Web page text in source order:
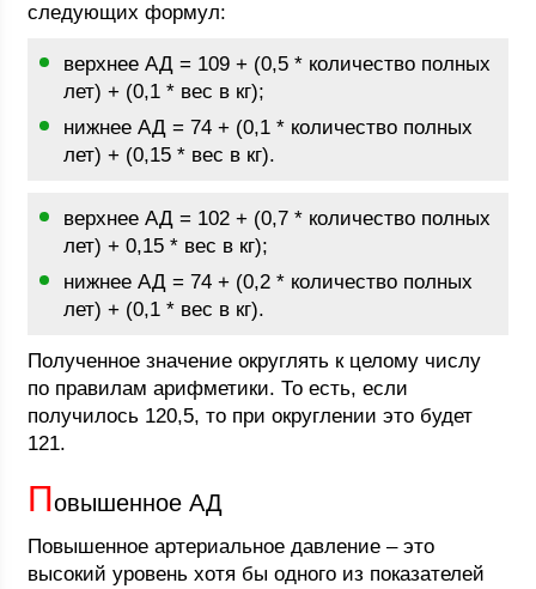
следующих формул:
верхнее АД = 109 + (0,5 * количество полных
лет) + (0,1 * вес в кг);
нижнее АД = 74 + (0,1 * количество полных
лет) + (0,15 * вес в кг).
верхнее АД = 102 + (0,7 * количество полных
лет) + 0,15 * вес в кг);
нижнее АД = 74 + (0,2 * количество полных
лет) + (0,1 * вес в кг).
Полученное значение округлять к целому числу
по правилам арифметики. То есть, если
получилось 120,5, то при округлении это будет
121.
Повышенное АД
Повышенное артериальное давление – это
высокий уровень хотя бы одного из показателей